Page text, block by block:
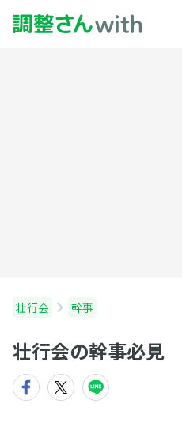
壮行会 幹事
壮行会の幹事必見